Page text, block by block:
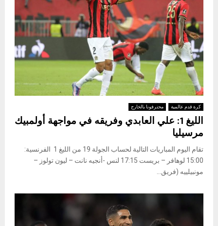
كرة قدم عالمية محترفونا بالخارج
الليغ 1: علي العابدي وفريقه في مواجهة أولمبيك
مرسيليا
تقام اليوم المباريات التالية لحساب الجولة 19 من الليغ 1 الفرنسية:
15:00 لوهافر – بريست 17:15 لنس -أنجيه نانت – ليون تولوز –
مونبيلييه (فريق...